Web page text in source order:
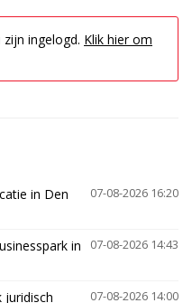
ingelogd. Klik hier om
07-08-2026 16:20
in Den
07-08-2026 14:43
in
07-08-2026 14:00
juridisch